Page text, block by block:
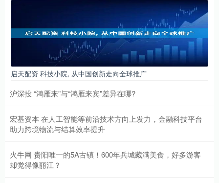
启天配资 科技小院, 从中国创新走向全球推广
沪深投 “鸿雁来”与“鸿雁来宾”差异在哪?
宏基资本 在人工智能等前沿技术方向上发力，金融科技平台
助力跨境物流与结算效率提升
火牛网 贵阳唯一的5A古镇！600年兵城藏满美食，好多游客
却觉得像丽江？